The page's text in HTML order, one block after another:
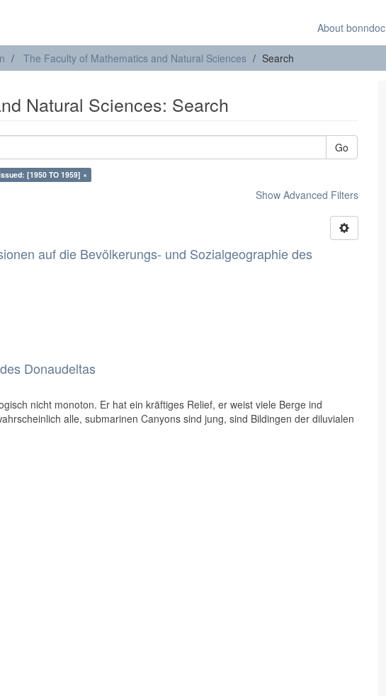
About bonndoc
The Faculty of Mathematics and Natural Sciences Search
Natural Sciences: Search
Go
[1950 TO 1959] ×
Show Advanced Filters
auf die Bevölkerungs- und Sozialgeographie des
Donaudeltas
nicht monoton. Er hat ein kräftiges Relief, er weist viele Berge ind
alle, submarinen Canyons sind jung, sind Bildingen der diluvialen